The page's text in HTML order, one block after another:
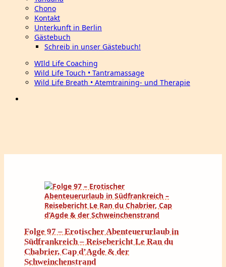
Chono
Kontakt
Unterkunft in Berlin
Gästebuch
Schreib in unser Gästebuch!
WIld Life Coaching
Wild Life Touch • Tantramassage
Wild Life Breath • Atemtraining- und Therapie
Folge 97 – Erotischer Abenteuerurlaub in
Südfrankreich – Reisebericht Le Ran du
Chabrier, Cap d’Agde & der
Schweinchenstrand